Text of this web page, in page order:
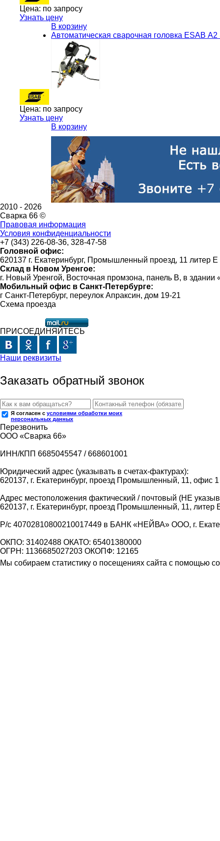
Цена: по запросу
Узнать цену
В корзину
Автоматическая сварочная головка ESAB
Цена: по запросу
Узнать цену
В корзину
2010 - 2026
Сварка 66 ©
Правовая информация
Условия конфиденциальности
+7 (343) 226-08-36, 328-47-58
Головной офис:
620137 г. Екатеринбург, Промышленный проезд, 11 литер Е
Склад в Новом Уренгое:
г. Новый Уренгой, Восточная промзона, панель В, в
Мобильный офис в Санкт-Петербурге:
г Санкт-Петербург, переулок Апраксин, дом 19-21
Схема проезда
ПРИСОЕДИНЯЙТЕСЬ
Наши реквизиты
Заказать обратный звонок
Я согласен с условиями обработки моих
персональных данных
Перезвонить
ООО «Сварка 66»
ИНН/КПП 6685045547 / 668601001
Юридический адрес (указывать в счетах-фактурах):
620137, г. Екатеринбург, проезд Промышленный, 11, офис 1
Адрес местоположения фактический / почтовый (НЕ
620137, г. Екатеринбург, проезд Промышленный, 11, литер
Р/с 40702810800210017449 в БАНК «НЕЙВА» ООО, г.
ОКПО: 31402488 ОКАТО: 65401380000
ОГРН: 1136685027203 ОКОПФ: 12165
Мы собираем статистику о посещениях сайта с помощью